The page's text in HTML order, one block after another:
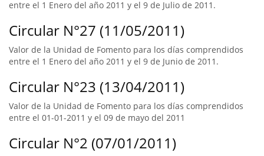
entre el 1 Enero del año 2011 y el 9 de Julio de 2011.
Circular N°27 (11/05/2011)
Valor de la Unidad de Fomento para los días comprendidos
entre el 1 Enero del año 2011 y el 9 de Junio de 2011.
Circular N°23 (13/04/2011)
Valor de la Unidad de Fomento para los días comprendidos
entre el 01-01-2011 y el 09 de mayo del 2011
Circular N°2 (07/01/2011)